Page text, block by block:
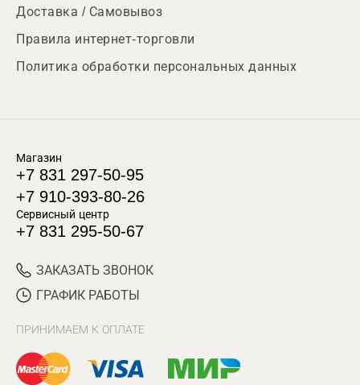
Доставка / Самовывоз
Правила интернет-торговли
Политика обработки персональных данных
Магазин
+7 831 297-50-95
+7 910-393-80-26
Сервисный центр
+7 831 295-50-67
ЗАКАЗАТЬ ЗВОНОК
ГРАФИК РАБОТЫ
ПРИНИМАЕМ К ОПЛАТЕ